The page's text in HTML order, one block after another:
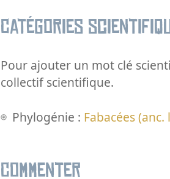
Catégories
Pour ajouter un mot clé
collectif scientifique.
Phylogénie : Fabacées
Commenter